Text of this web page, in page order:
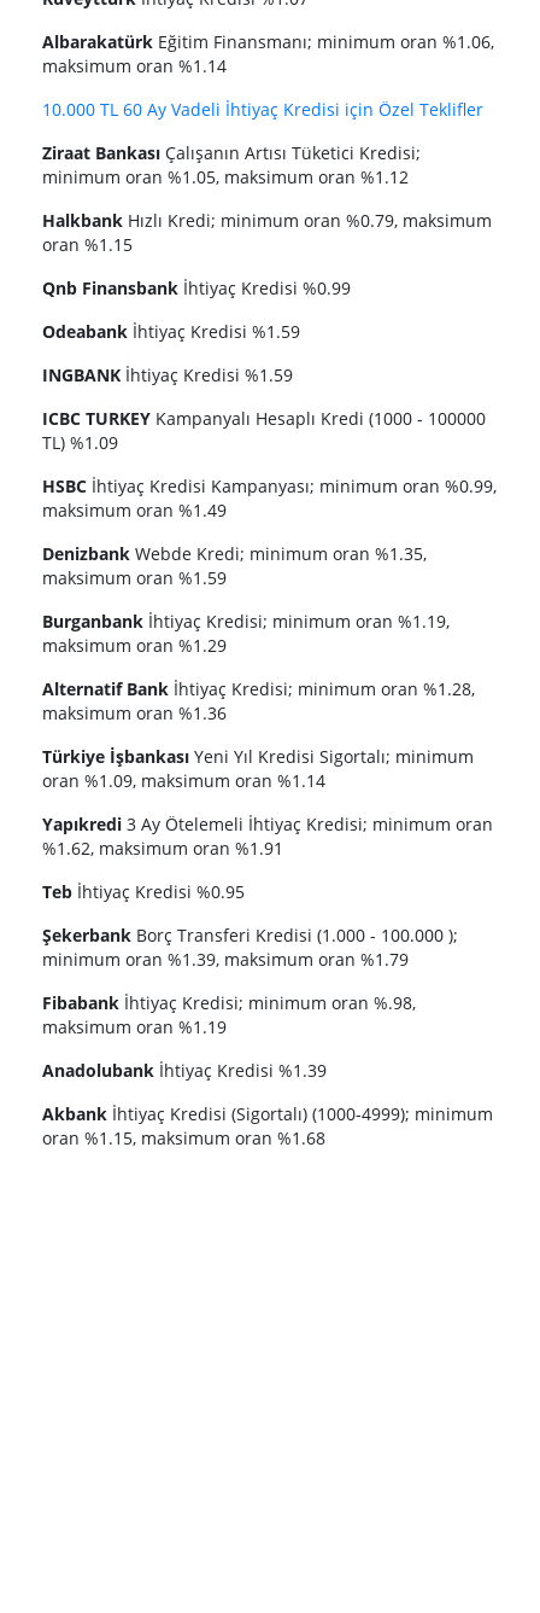
Albarakatürk Eğitim Finansmanı; minimum oran %1.06,
maksimum oran %1.14
10.000 TL 60 Ay Vadeli İhtiyaç Kredisi için Özel Teklifler
Ziraat Bankası Çalışanın Artısı Tüketici Kredisi;
minimum oran %1.05, maksimum oran %1.12
Halkbank Hızlı Kredi; minimum oran %0.79, maksimum
oran %1.15
Qnb Finansbank İhtiyaç Kredisi %0.99
Odeabank İhtiyaç Kredisi %1.59
INGBANK İhtiyaç Kredisi %1.59
ICBC TURKEY Kampanyalı Hesaplı Kredi (1000 - 100000
TL) %1.09
HSBC İhtiyaç Kredisi Kampanyası; minimum oran %0.99,
maksimum oran %1.49
Denizbank Webde Kredi; minimum oran %1.35,
maksimum oran %1.59
Burganbank İhtiyaç Kredisi; minimum oran %1.19,
maksimum oran %1.29
Alternatif Bank İhtiyaç Kredisi; minimum oran %1.28,
maksimum oran %1.36
Türkiye İşbankası Yeni Yıl Kredisi Sigortalı; minimum
oran %1.09, maksimum oran %1.14
Yapıkredi 3 Ay Ötelemeli İhtiyaç Kredisi; minimum oran
%1.62, maksimum oran %1.91
Teb İhtiyaç Kredisi %0.95
Şekerbank Borç Transferi Kredisi (1.000 - 100.000 );
minimum oran %1.39, maksimum oran %1.79
Fibabank İhtiyaç Kredisi; minimum oran %.98,
maksimum oran %1.19
Anadolubank İhtiyaç Kredisi %1.39
Akbank İhtiyaç Kredisi (Sigortalı) (1000-4999); minimum
oran %1.15, maksimum oran %1.68